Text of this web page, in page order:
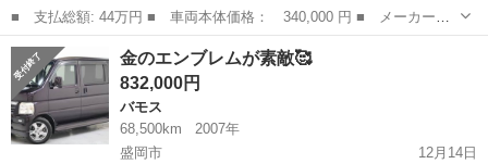
■ 支払総額: 44万円 ■ 車両本体価格： 340,000 円 ■ メーカー
名： ホンダ ■ 車種名： バモス ■ グレード名： Ｇ ワンオー
ナー キーレス バックモニター 純正アルミホイール装着 ２０２
５年製ノーマルタ...
宮城
金のエンブレムが素敵🥰
832,000円
バモス
68,500km
2007年
盛岡市
12月14日